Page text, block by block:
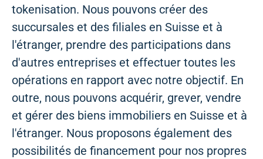
tokenisation. Nous pouvons créer des
succursales et des filiales en Suisse et à
l'étranger, prendre des participations dans
d'autres entreprises et effectuer toutes les
opérations en rapport avec notre objectif. En
outre, nous pouvons acquérir, grever, vendre
et gérer des biens immobiliers en Suisse et à
l'étranger. Nous proposons également des
possibilités de financement pour nos propres